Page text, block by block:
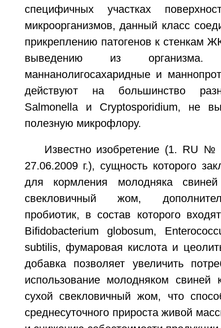
специфичных участках
микроорганизмов, данный класс
прикреплению патогенов к стенкам
выведению из организма.
маннанолигосахаридные и
действуют на большинство
Salmonella и Cryptosporidium, не
полезную микрофлору.
Известно изобретение (1. RU
27.06.2009 г.), сущность которого
для кормления молодняка
свекловичный жом,
пробиотик, в состав которого
Bifidobacterium globosum,
subtilis, фумаровая кислота и
добавка позволяет увеличить
использование молодняком свиней
сухой свекловичный жом, что
среднесуточного прироста живой